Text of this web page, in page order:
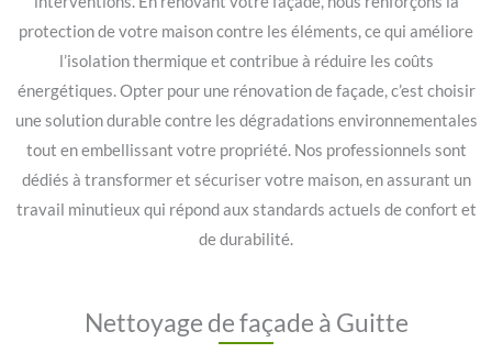
protection de votre maison contre les éléments, ce qui améliore
l’isolation thermique et contribue à réduire les coûts
énergétiques. Opter pour une rénovation de façade, c’est choisir
une solution durable contre les dégradations environnementales
tout en embellissant votre propriété. Nos professionnels sont
dédiés à transformer et sécuriser votre maison, en assurant un
travail minutieux qui répond aux standards actuels de confort et
de durabilité.
Nettoyage de façade à Guitte